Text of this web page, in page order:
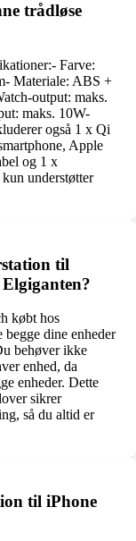
trådløse
Farve:
Materiale: ABS +
output: maks.
maks. 10W-
også 1 x Qi
Apple
og 1 x
understøtter
til
købt hos
dine enheder
behøver ikke
enhed, da
enheder. Dette
sikrer
så du altid er
til iPhone